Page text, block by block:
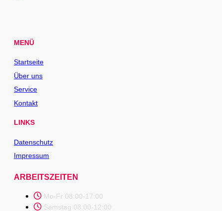
MENÜ
Startseite
Über uns
Service
Kontakt
LINKS
Datenschutz
Impressum
ARBEITSZEITEN
Mo-Fr 08:00-17:00
Samstag 08:00-12:00